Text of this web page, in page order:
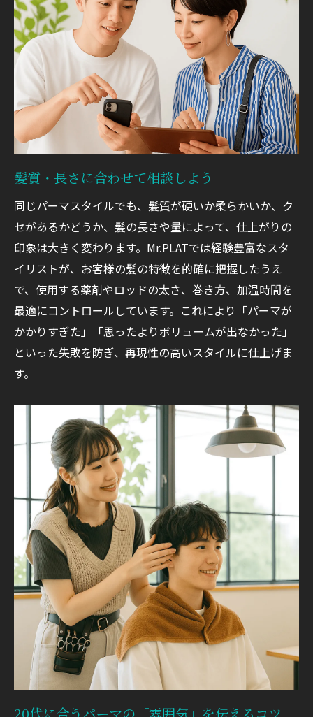
髪質・長さに合わせて相談しよう
同じパーマスタイルでも、髪質が硬いか柔らかいか、ク
セがあるかどうか、髪の長さや量によって、仕上がりの
印象は大きく変わります。Mr.PLATでは経験豊富なスタ
イリストが、お客様の髪の特徴を的確に把握したうえ
で、使用する薬剤やロッドの太さ、巻き方、加温時間を
最適にコントロールしています。これにより「パーマが
かかりすぎた」「思ったよりボリュームが出なかった」
といった失敗を防ぎ、再現性の高いスタイルに仕上げま
す。